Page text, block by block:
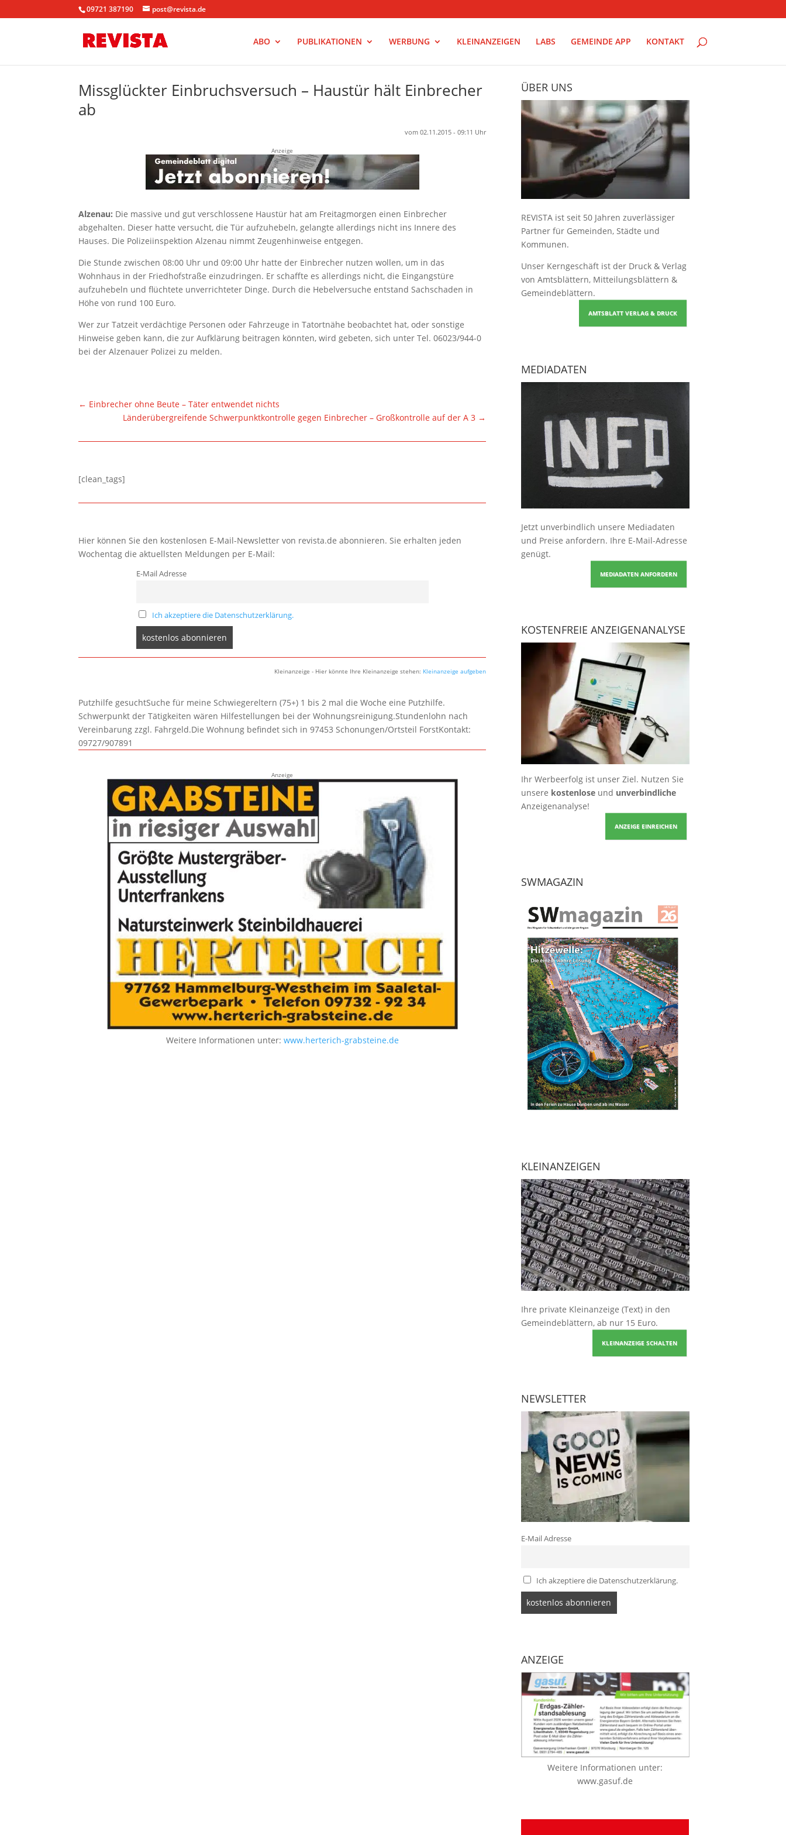
09721 387190 post@revista.de
ABO PUBLIKATIONEN WERBUNG KLEINANZEIGEN LABS GEMEINDE APP KONTAKT
Missglückter Einbruchsversuch – Haustür hält Einbrecher
ab
vom 02.11.2015 - 09:11 Uhr
Anzeige
Alzenau: Die massive und gut verschlossene Haustür hat am Freitagmorgen einen Einbrecher
abgehalten. Dieser hatte versucht, die Tür aufzuhebeln, gelangte allerdings nicht ins Innere des
Hauses. Die Polizeiinspektion Alzenau nimmt Zeugenhinweise entgegen.
Die Stunde zwischen 08:00 Uhr und 09:00 Uhr hatte der Einbrecher nutzen wollen, um in das
Wohnhaus in der Friedhofstraße einzudringen. Er schaffte es allerdings nicht, die Eingangstüre
aufzuhebeln und flüchtete unverrichteter Dinge. Durch die Hebelversuche entstand Sachschaden in
Höhe von rund 100 Euro.
Wer zur Tatzeit verdächtige Personen oder Fahrzeuge in Tatortnähe beobachtet hat, oder sonstige
Hinweise geben kann, die zur Aufklärung beitragen könnten, wird gebeten, sich unter Tel. 06023/944-0
bei der Alzenauer Polizei zu melden.
← Einbrecher ohne Beute – Täter entwendet nichts
Länderübergreifende Schwerpunktkontrolle gegen Einbrecher – Großkontrolle auf der A 3 →
[clean_tags]
Hier können Sie den kostenlosen E-Mail-Newsletter von revista.de abonnieren. Sie erhalten jeden
Wochentag die aktuellsten Meldungen per E-Mail:
E-Mail Adresse
Ich akzeptiere die Datenschutzerklärung.
Kleinanzeige - Hier könnte Ihre Kleinanzeige stehen: Kleinanzeige aufgeben
Putzhilfe gesuchtSuche für meine Schwiegereltern (75+) 1 bis 2 mal die Woche eine Putzhilfe.
Schwerpunkt der Tätigkeiten wären Hilfestellungen bei der Wohnungsreinigung.Stundenlohn nach
Vereinbarung zzgl. Fahrgeld.Die Wohnung befindet sich in 97453 Schonungen/Ortsteil ForstKontakt:
09727/907891
Anzeige
Weitere Informationen unter: www.herterich-grabsteine.de
ÜBER UNS
REVISTA ist seit 50 Jahren zuverlässiger
Partner für Gemeinden, Städte und
Kommunen.
Unser Kerngeschäft ist der Druck & Verlag
von Amtsblättern, Mitteilungsblättern &
Gemeindeblättern.
AMTSBLATT VERLAG & DRUCK
MEDIADATEN
Jetzt unverbindlich unsere Mediadaten
und Preise anfordern. Ihre E-Mail-Adresse
genügt.
MEDIADATEN ANFORDERN
KOSTENFREIE ANZEIGENANALYSE
Ihr Werbeerfolg ist unser Ziel. Nutzen Sie
unsere kostenloseund unverbindliche
Anzeigenanalyse!
ANZEIGE EINREICHEN
SWMAGAZIN
KLEINANZEIGEN
Ihre private Kleinanzeige (Text) in den
Gemeindeblättern, ab nur 15 Euro.
KLEINANZEIGE SCHALTEN
NEWSLETTER
E-Mail Adresse
Ich akzeptiere die Datenschutzerklärung.
ANZEIGE
Weitere Informationen unter:
www.gasuf.de